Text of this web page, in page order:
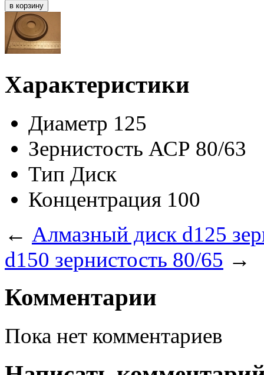
Характеристики
Диаметр 125
Зернистость АСР 80/63
Тип Диск
Концентрация 100
← Алмазный диск d125
d150 зернистость 80/65 →
Комментарии
Пока нет комментариев